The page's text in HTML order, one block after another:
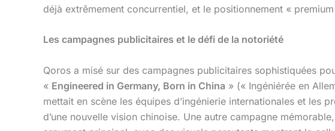
déjà extrêmement concurrentiel, et le positionnement «
Les campagnes publicitaires et le défi de la notoriété
Qoros a misé sur des campagnes publicitaires sophistiquées
« Engineered in Germany, Born in China » (« Ingéniérée en
mettait en scène les équipes d’ingénierie internationales et les
d’une nouvelle vision chinoise. Une autre campagne